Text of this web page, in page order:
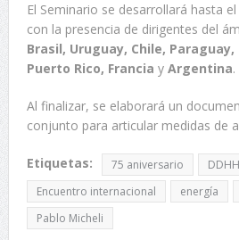
El Seminario se desarrollará hasta
con la presencia de dirigentes del
Brasil, Uruguay, Chile, Paraguay,
Puerto Rico, Francia yArgentina.
Al finalizar, se elaborará un
conjunto para articular medidas de
Etiquetas: 75 aniversario
DDHH
Encuentro internacional
energía
Pablo Micheli